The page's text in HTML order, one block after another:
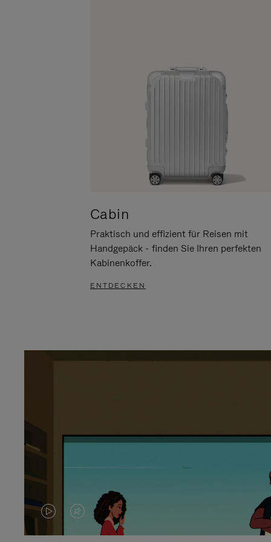
Cabin
Praktisch und effizient für Reisen mit
Handgepäck - finden Sie Ihren perfekten
Kabinenkoffer.
ENTDECKEN
DASVIDEO